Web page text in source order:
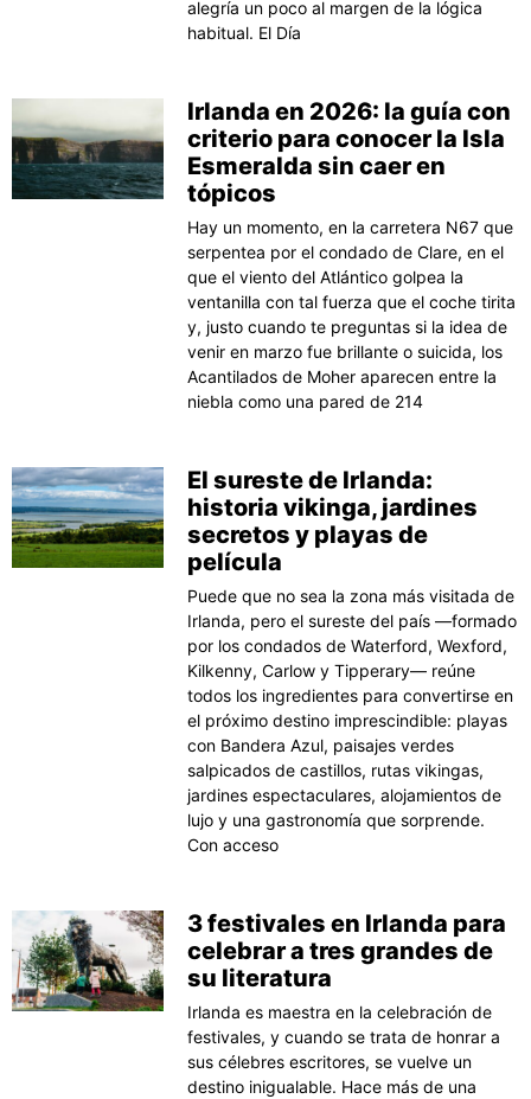
alegría un poco al margen de la lógica
habitual. El Día
Irlanda en 2026: la guía con
criterio para conocer la Isla
Esmeralda sin caer en
tópicos
Hay un momento, en la carretera N67 que
serpentea por el condado de Clare, en el
que el viento del Atlántico golpea la
ventanilla con tal fuerza que el coche tirita
y, justo cuando te preguntas si la idea de
venir en marzo fue brillante o suicida, los
Acantilados de Moher aparecen entre la
niebla como una pared de 214
El sureste de Irlanda:
historia vikinga, jardines
secretos y playas de
película
Puede que no sea la zona más visitada de
Irlanda, pero el sureste del país —formado
por los condados de Waterford, Wexford,
Kilkenny, Carlow y Tipperary— reúne
todos los ingredientes para convertirse en
el próximo destino imprescindible: playas
con Bandera Azul, paisajes verdes
salpicados de castillos, rutas vikingas,
jardines espectaculares, alojamientos de
lujo y una gastronomía que sorprende.
Con acceso
3 festivales en Irlanda para
celebrar a tres grandes de
su literatura
Irlanda es maestra en la celebración de
festivales, y cuando se trata de honrar a
sus célebres escritores, se vuelve un
destino inigualable. Hace más de una